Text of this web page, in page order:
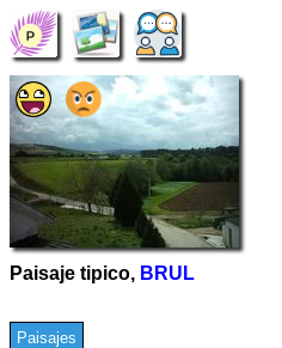
Paisaje tipico, BRUL
Paisajes